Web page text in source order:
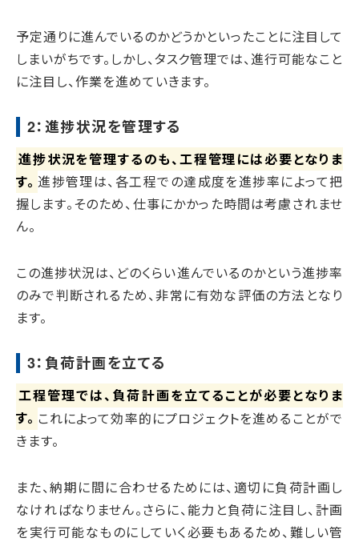
予定通りに進んでいるのかどうかといったことに注目して
しまいがちです。しかし、タスク管理では、進行可能なこと
に注目し、作業を進めていきます。
2：進捗状況を管理する
進捗状況を管理するのも、工程管理には必要となりま
す。 進捗管理は、各工程での達成度を進捗率によって把
握します。そのため、仕事にかかった時間は考慮されませ
ん。
この進捗状況は、どのくらい進んでいるのかという進捗率
のみで判断されるため、非常に有効な評価の方法となり
ます。
3：負荷計画を立てる
工程管理では、負荷計画を立てることが必要となりま
す。 これによって効率的にプロジェクトを進めることがで
きます。
また、納期に間に合わせるためには、適切に負荷計画し
なければなりません。さらに、能力と負荷に注目し、計画
を実行可能なものにしていく必要もあるため、難しい管